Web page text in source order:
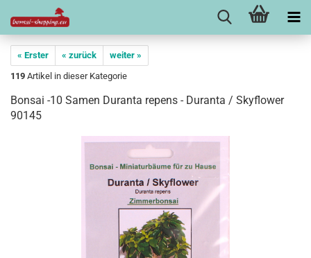
« Erster « zurück
weiter »
119 Artikel in dieser Kategorie
Bonsai -10 Samen Duranta repens - Duranta / Skyflower
90145